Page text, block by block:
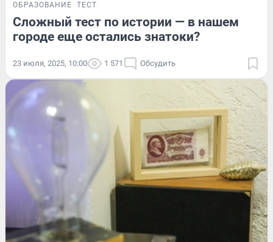
ОБРАЗОВАНИЕ ТЕСТ
Сложный тест по истории — в нашем
городе еще остались знатоки?
23 июля, 2025, 10:00 1 571 Обсудить